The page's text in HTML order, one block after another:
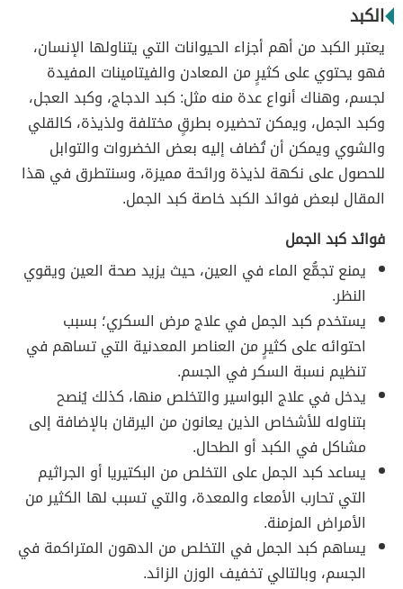
الكبد
يعتبر الكبد من أهم أجزاء الحيوانات التي يتناولها الإنسان،
فهو يحتوي على كثيرٍ من المعادن والفيتامينات المفيدة
لجسم، وهناك أنواع عدة منه مثل: كبد الدجاج، وكبد العجل،
وكبد الجمل، ويمكن تحضيره بطرقٍ مختلفة ولذيذة، كالقلي
والشوي ويمكن أن تُضاف إليه بعض الخضروات والتوابل
للحصول على نكهة لذيذة ورائحة مميزة، وسنتطرق في هذا
المقال لبعض فوائد الكبد خاصة كبد الجمل.
فوائد كبد الجمل
يمنع تجمُّع الماء في العين، حيث يزيد صحة العين ويقوي
النظر.
يستخدم كبد الجمل في علاج مرض السكري؛ بسبب
احتوائه على كثيرٍ من العناصر المعدنية التي تساهم في
تنظيم نسبة السكر في الجسم.
يدخل في علاج البواسير والتخلص منها، كذلك يُنصح
بتناوله للأشخاص الذين يعانون من اليرقان بالإضافة إلى
مشاكل في الكبد أو الطحال.
يساعد كبد الجمل على التخلص من البكتيريا أو الجراثيم
التي تحارب الأمعاء والمعدة، والتي تسبب لها الكثير من
الأمراض المزمنة.
يساهم كبد الجمل في التخلص من الدهون المتراكمة في
الجسم، وبالتالي تخفيف الوزن الزائد.